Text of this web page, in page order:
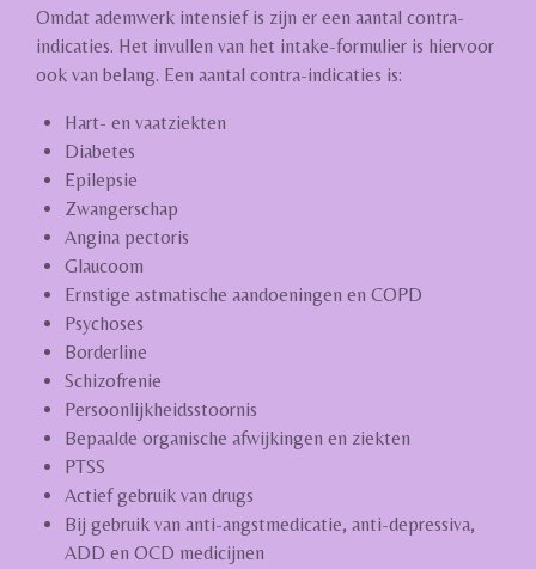
Omdat ademwerk intensief is zijn er een aantal contra-
indicaties. Het invullen van het intake-formulier is hiervoor
ook van belang. Een aantal contra-indicaties is:
Hart- en vaatziekten
Diabetes
Epilepsie
Zwangerschap
Angina pectoris
Glaucoom
Ernstige astmatische aandoeningen en COPD
Psychoses
Borderline
Schizofrenie
Persoonlijkheidsstoornis
Bepaalde organische afwijkingen en ziekten
PTSS
Actief gebruik van drugs
Bij gebruik van anti-angstmedicatie, anti-depressiva,
ADD en OCD medicijnen